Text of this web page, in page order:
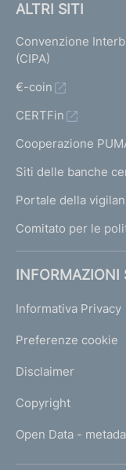
ALTRI SITI
Convenzione
(CIPA)
€-coin
CERTFin
Cooperazione
Siti delle banche
Portale della
Comitato per le
INFORMAZIONI
Informativa Privacy
Preferenze cookie
Disclaimer
Copyright
Open Data -